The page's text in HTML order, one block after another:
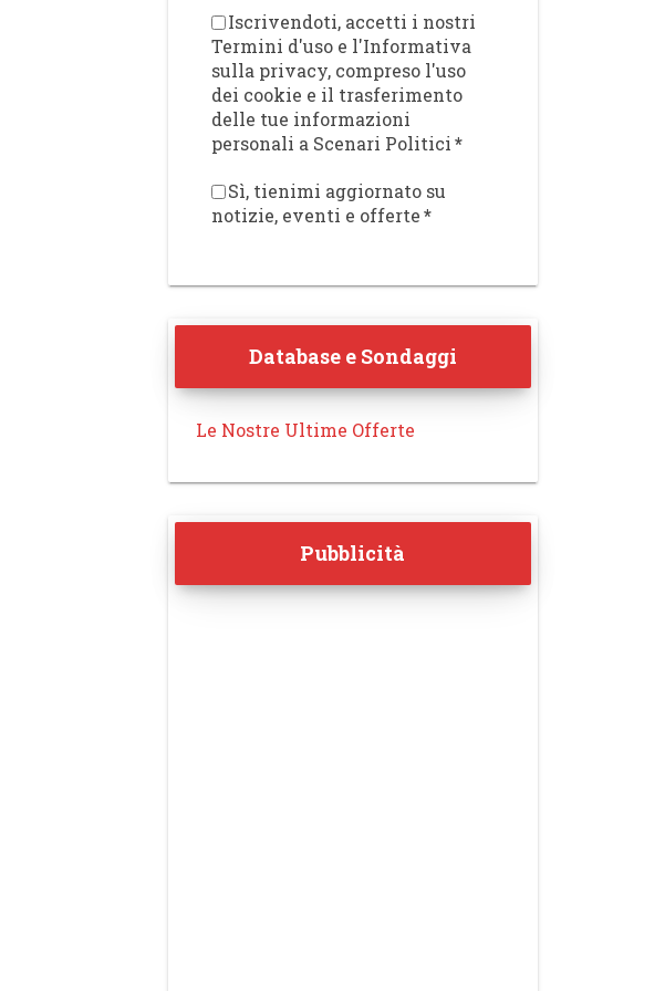
Iscrivendoti, accetti i nostri
Termini d'uso e l'Informativa
sulla privacy, compreso l'uso
dei cookie e il trasferimento
delle tue informazioni
personali a Scenari Politici*
Sì, tienimi aggiornato su
notizie, eventi e offerte*
Database e Sondaggi
Le Nostre Ultime Offerte
Pubblicità